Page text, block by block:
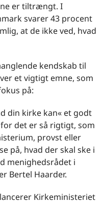
er tiltrængt. I
svarer 43 procent
at de ikke ved, hvad
kendskab til
et vigtigt emne, som
på:
din kirke kan« et godt
det er så rigtigt, som
provst eller
på, hvad der skal ske i
menighedsrådet i
Bertel Haarder.
Kirkeministeriet